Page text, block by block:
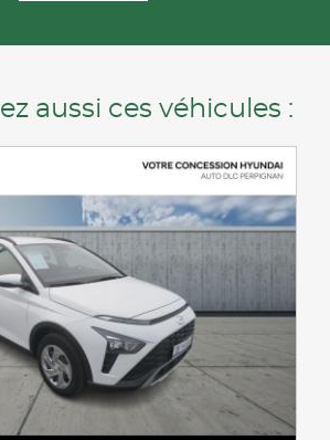
aussi ces véhicules :